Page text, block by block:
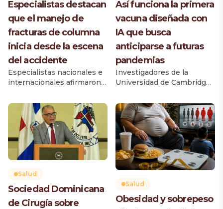
Especialistas destacan
que el manejo de
fracturas de columna
inicia desde la escena
del accidente
Especialistas nacionales e
internacionales afirmaron
paciente con fractura de
columna por trauma
comienza desde el
momento en que ocurre el
accidente y no cuando
ingresa al quirófano, por lo
que una atención
prehospitalaria adecuada,
la rápida derivación a
centros especializados son
Así funciona la primera
vacuna diseñada con
IA que busca
anticiparse a futuras
pandemias
Investigadores de la
Universidad de Cambridge
generación de vacunas
utilizando inteligencia
artificial (IA), un avance que
podría cambiar la forma en
que la ciencia responde
ante futuras pandemias al
permitir diseñar
inmunizaciones antes de
que aparezcan nuevas
científico creó un
Salud
Sociedad Dominicana
de Cirugía sobre
Salud
Obesidad y sobrepeso